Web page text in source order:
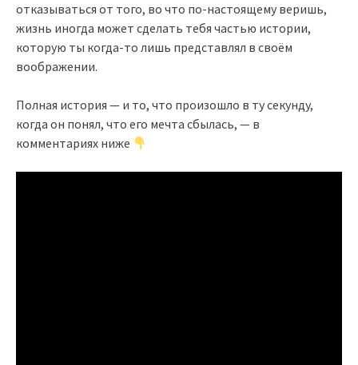
отказываться от того, во что по-настоящему веришь,
жизнь иногда может сделать тебя частью истории,
которую ты когда-то лишь представлял в своём
воображении.
Полная история — и то, что произошло в ту секунду,
когда он понял, что его мечта сбылась, — в
комментариях ниже